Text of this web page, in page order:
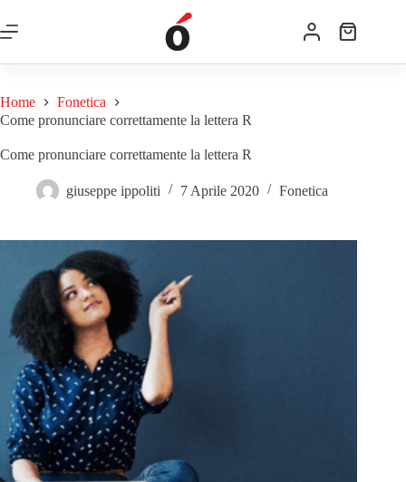
Home
Fonetica
Come pronunciare correttamente la lettera R
Come pronunciare correttamente la lettera R
giuseppe ippoliti 7 Aprile 2020 Fonetica